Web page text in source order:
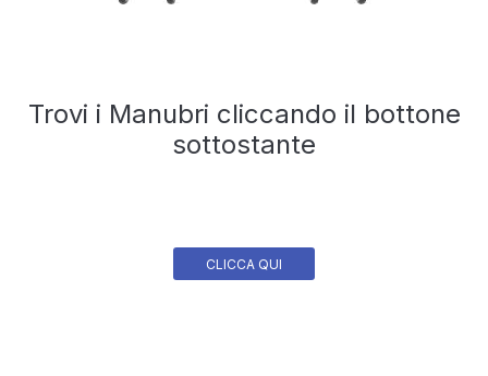
Trovi i Manubri cliccando il bottone
sottostante
CLICCA QUI